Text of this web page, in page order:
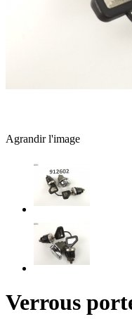
Agrandir l'image
Verrous